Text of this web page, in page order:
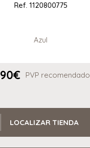
Ref. 1120800775
Azul
€ PVP recomendado
LOCALIZAR TIENDA